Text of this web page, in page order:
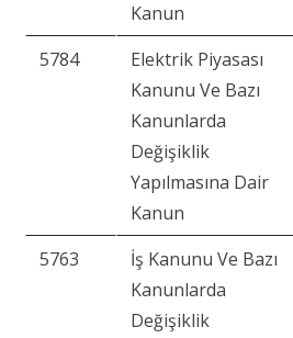
Kanun
5784
Elektrik Piyasası
Kanunu Ve Bazı
Kanunlarda
Değişiklik
Yapılmasına Dair
Kanun
5763
İş Kanunu Ve Bazı
Kanunlarda
Değişiklik